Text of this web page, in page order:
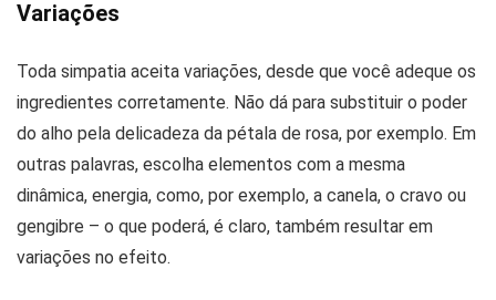
Variações
Toda simpatia aceita variações, desde que você adeque os
ingredientes corretamente. Não dá para substituir o poder
do alho pela delicadeza da pétala de rosa, por exemplo. Em
outras palavras, escolha elementos com a mesma
dinâmica, energia, como, por exemplo, a canela, o cravo ou
gengibre – o que poderá, é claro, também resultar em
variações no efeito.